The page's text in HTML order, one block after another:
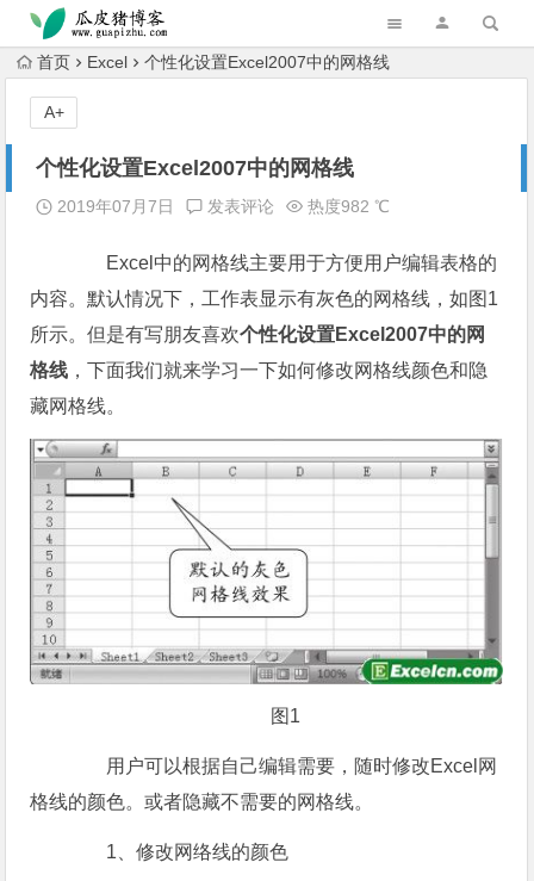
跳转到主内容
首页 Excel 个性化设置Excel2007中的网格线
个性化设置Excel2007中的网格线
2019年07月7日 发表评论 热度982 ℃
Excel中的网格线主要用于方便用户编辑表格的
内容。默认情况下，工作表显示有灰色的网格线，如图1
所示。但是有写朋友喜欢个性化设置Excel2007中的网
格线 ，下面我们就来学习一下如何修改网格线颜色和隐
藏网格线。
图1
用户可以根据自己编辑需要，随时修改Excel网
格线的颜色。或者隐藏不需要的网格线。
1、修改网络线的颜色
A+